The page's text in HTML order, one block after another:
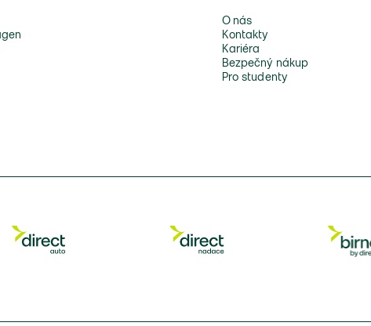
O nás
Kontakty
Kariéra
Bezpečný nákup
Pro studenty